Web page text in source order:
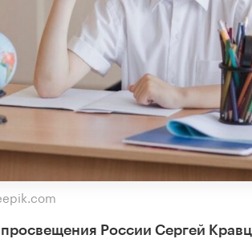
России Сергей